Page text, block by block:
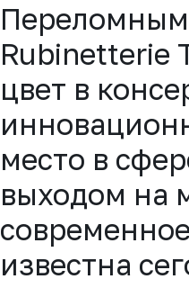
Переломным
Rubinetterie
цвет в
место в
выходом на
известна